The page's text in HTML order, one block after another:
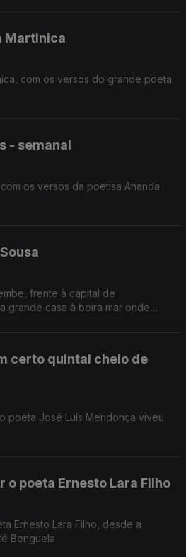
Martinica
com os versos do grande poeta
- semanal
os versos da poetisa Ananda
frente à capital de
grande casa à beira mar onde
certo quintal cheio de
poeta José Luís Mendonça viveu
o poeta Ernesto Lara Filho
Ernesto Lara Filho, desde a
Benguela